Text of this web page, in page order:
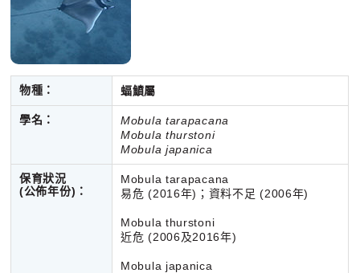
物種： 蝠鱝屬
學名：
Mobula tarapacana
Mobula thurstoni
Mobula japanica
保育狀況
(公佈年份) ：
Mobula tarapacana
易危 (2016年)；資料不足 (2006年)
Mobula thurstoni
近危 (2006及2016年)
Mobula japanica